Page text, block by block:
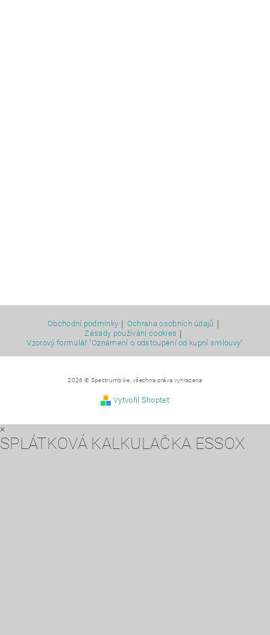
Obchodní podmínky | Ochrana osobních údajů |
Zásady používání cookies |
Vzorový formulář "Oznámení o odstoupení od kupní smlouvy"
2026 © Spectrumbike, všechna práva vyhrazena
Vytvořil Shoptet
×
SPLÁTKOVÁ KALKULAČKA ESSOX